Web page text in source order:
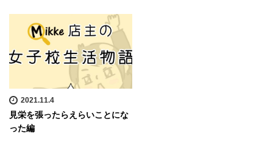
2021.11.4
見栄を張ったらえらいことにな
った編